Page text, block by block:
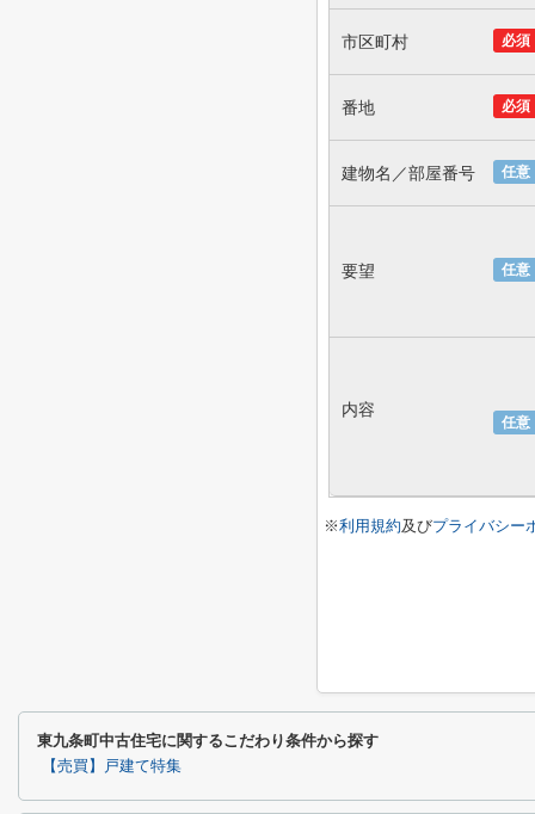
必須
市区町村
必須
番地
任意
建物名／部屋番号
任意
要望
任意
内容
※利用規約及びプライバシー
東九条町中古住宅に関するこだわり条件から探す
【売買】戸建て特集